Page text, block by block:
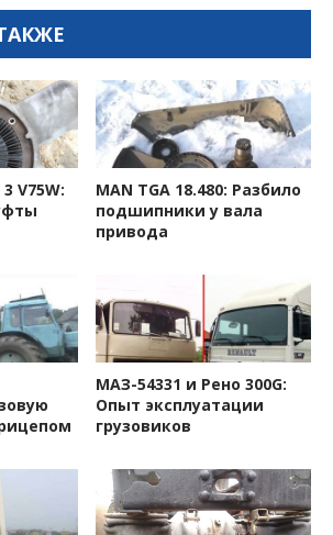
радиатора охлаждения двигателя Рено
,Люфт вентилятора
V75W:
MAN TGA 18.480: Разбило
подшипники у вала
привода
МАЗ-54331 и Рено 300G:
Опыт эксплуатации
грузовиков